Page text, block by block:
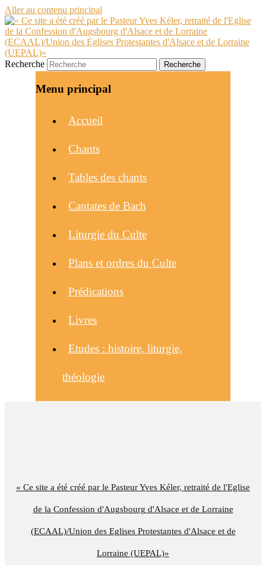
Aller au contenu principal
« Ce site a été créé par le Pasteur Yves Kéler, retraité de l'Eglise
de la Confession d'Augsbourg d'Alsace et de Lorraine
(ECAAL)/Union des Eglises Protestantes d'Alsace et de
Lorraine (UEPAL)»
Recherche
Menu principal
Accueil
Chants
Tables des chants
Cantates de Bach
Liturgie du Culte
Plans et ordres du Culte
Prédications
Livres
Etudes : histoire, liturgie,
théologie